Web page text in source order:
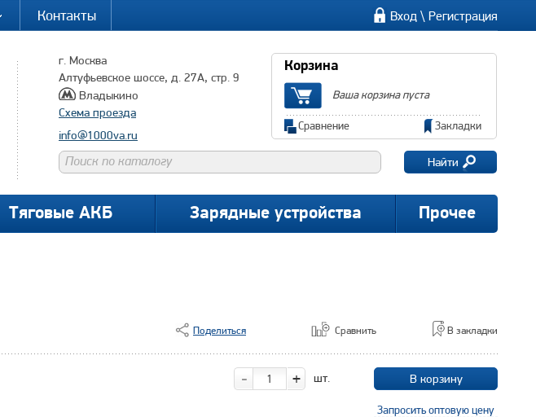
Контакты Вход \ Регистрация
г. Москва
Алтуфьевское шоссе, д. 27А, стр. 9
Владыкино
Схема проезда
info@1000va.ru
Корзина
Ваша корзина пуста
Сравнение Закладки
Найти
Тяговые АКБ Зарядные устройства Прочее
Поделиться Сравнить В закладки
- + шт. В корзину
Запросить оптовую цену